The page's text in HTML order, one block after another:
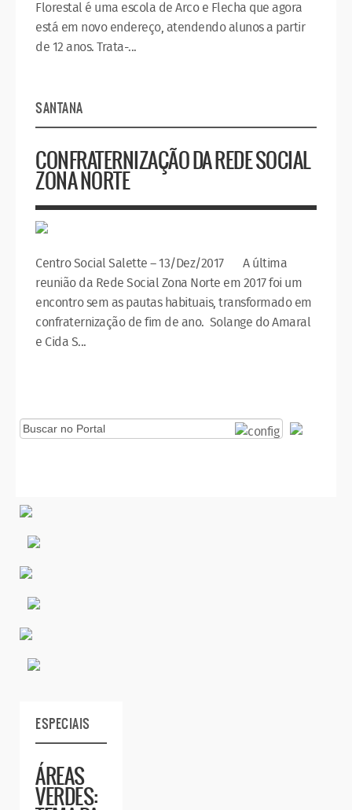
Florestal é uma escola de Arco e Flecha que agora
está em novo endereço, atendendo alunos a partir
de 12 anos. Trata-...
SANTANA
CONFRATERNIZAÇÃO DA REDE SOCIAL
ZONA NORTE
Centro Social Salette – 13/Dez/2017 A última
reunião da Rede Social Zona Norte em 2017 foi um
encontro sem as pautas habituais, transformado em
confraternização de fim de ano. Solange do Amaral
e Cida S...
ESPECIAIS
ÁREAS
VERDES: